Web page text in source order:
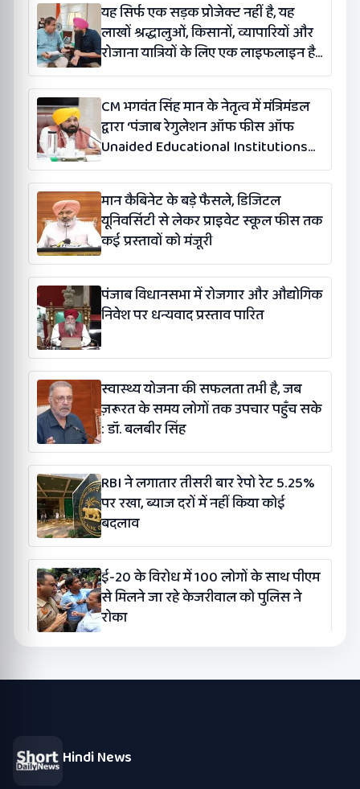
यह सिर्फ एक सड़क प्रोजेक्ट नहीं है, यह
लाखों श्रद्धालुओं, किसानों, व्यापारियों और
रोजाना यात्रियों के लिए एक लाइफलाइन है:
कंग
CM भगवंत सिंह मान के नेतृत्व में मंत्रिमंडल
द्वारा ‘पंजाब रेगुलेशन ऑफ फीस ऑफ
Unaided Educational Institutions
(संशोधन) विधेयक-2026’ पास
मान कैबिनेट के बड़े फैसले, डिजिटल
यूनिवर्सिटी से लेकर प्राइवेट स्कूल फीस तक
कई प्रस्तावों को मंजूरी
पंजाब विधानसभा में रोजगार और औद्योगिक
निवेश पर धन्यवाद प्रस्ताव पारित
स्वास्थ्य योजना की सफलता तभी है, जब
ज़रूरत के समय लोगों तक उपचार पहुँच सके
: डॉ. बलबीर सिंह
RBI ने लगातार तीसरी बार रेपो रेट 5.25%
पर रखा, ब्याज दरों में नहीं किया कोई
बदलाव
ई-20 के विरोध में 100 लोगों के साथ पीएम
से मिलने जा रहे केजरीवाल को पुलिस ने
रोका
Hindi News